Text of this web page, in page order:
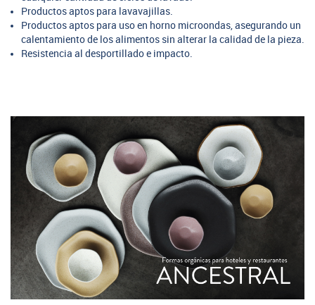
Productos aptos para lavavajillas.
Productos aptos para uso en horno microondas, asegurando un
calentamiento de los alimentos sin alterar la calidad de la pieza.
Resistencia al desportillado e impacto.